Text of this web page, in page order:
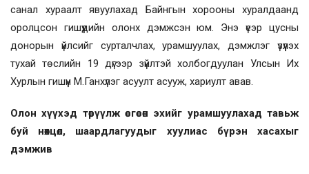
санал хураалт явуулахад Байнгын хорооны хуралдаанд
оролцсон гишүүдийн олонх дэмжсэн юм. Энэ үеэр цусны
донорын үйлсийг сурталчлах, урамшуулах, дэмжлэг үзүүлэх
тухай төслийн 19 дүгээр зүйлтэй холбогдуулан Улсын Их
Хурлын гишүүн М.Ганхүлэг асуулт асууж, хариулт авав.
Олон хүүхэд төрүүлж өсгөсөн эхийг урамшуулахад тавьж
буй нөхцөл, шаардлагуудыг хуулиас бүрэн хасахыг
дэмжив